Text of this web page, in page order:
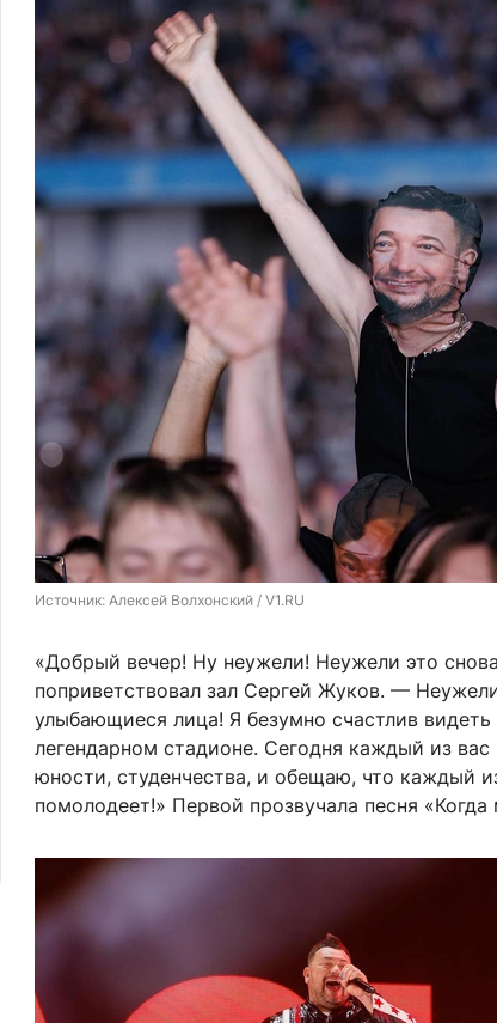
Источник: Алексей Волхонский / V1.RU
«Добрый вечер! Ну неужели! Неужели это
поприветствовал зал Сергей Жуков. —
улыбающиеся лица! Я безумно счастлив видеть
легендарном стадионе. Сегодня каждый из
юности, студенчества, и обещаю, что каждый
помолодеет!» Первой прозвучала песня